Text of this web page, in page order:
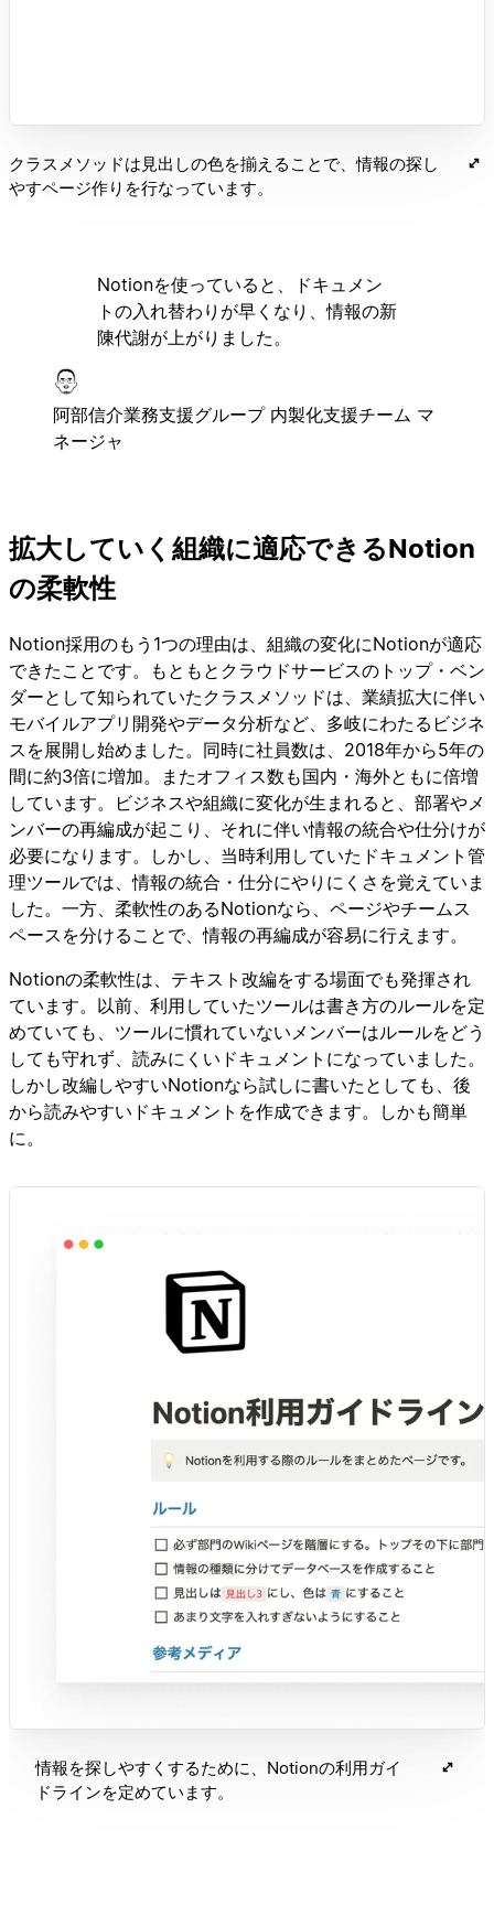
クラスメソッドは見出しの色を揃えることで、情報の探し
やすページ作りを行なっています。
Notionを使っていると、ドキュメン
トの入れ替わりが早くなり、情報の新
陳代謝が上がりました。
阿部信介業務支援グループ 内製化支援チーム マ
ネージャ
拡大していく組織に適応できるNotion
の柔軟性
Notion採用のもう1つの理由は、組織の変化にNotionが適応
できたことです。もともとクラウドサービスのトップ・ベン
ダーとして知られていたクラスメソッドは、業績拡大に伴い
モバイルアプリ開発やデータ分析など、多岐にわたるビジネ
スを展開し始めました。同時に社員数は、2018年から5年の
間に約3倍に増加。またオフィス数も国内・海外ともに倍増
しています。ビジネスや組織に変化が生まれると、部署やメ
ンバーの再編成が起こり、それに伴い情報の統合や仕分けが
必要になります。しかし、当時利用していたドキュメント管
理ツールでは、情報の統合・仕分にやりにくさを覚えていま
した。一方、柔軟性のあるNotionなら、ページやチームス
ペースを分けることで、情報の再編成が容易に行えます。
Notionの柔軟性は、テキスト改編をする場面でも発揮され
ています。以前、利用していたツールは書き方のルールを定
めていても、ツールに慣れていないメンバーはルールをどう
しても守れず、読みにくいドキュメントになっていました。
しかし改編しやすいNotionなら試しに書いたとしても、後
から読みやすいドキュメントを作成できます。しかも簡単
に。
情報を探しやすくするために、Notionの利用ガイ
ドラインを定めています。